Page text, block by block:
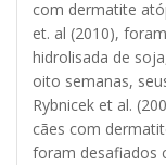
com dermatite
et. al (2010),
hidrolisada de
oito semanas,
Rybnicek et al.
cães com
foram desafiados